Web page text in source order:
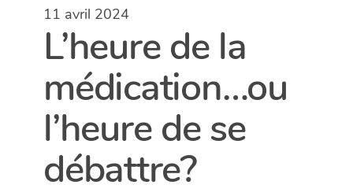
11 avril 2024
L’heure de la
médication…ou
l’heure de se
débattre?